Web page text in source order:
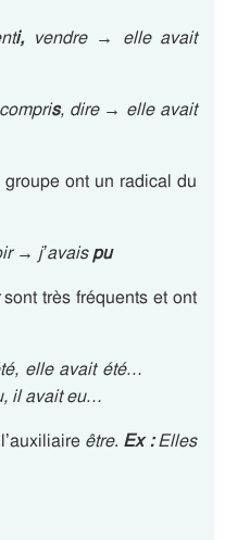
i, vendre → elle avait
s, dire → elle avait
groupe ont un radical du
→ j’avaispu
sont très fréquents et ont
été, elle avait été…
il avait eu…
être. Ex : Elles